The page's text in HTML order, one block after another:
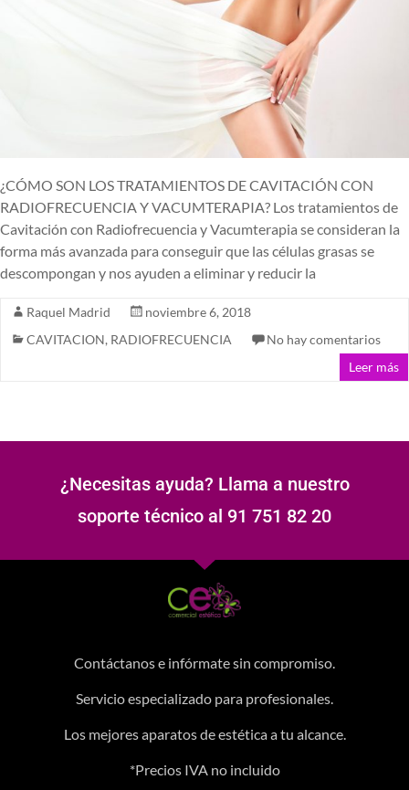
¿CÓMO SON LOS TRATAMIENTOS DE CAVITACIÓN CON
RADIOFRECUENCIA Y VACUMTERAPIA? Los tratamientos de
Cavitación con Radiofrecuencia y Vacumterapia se consideran la
forma más avanzada para conseguir que las células grasas se
descompongan y nos ayuden a eliminar y reducir la
Raquel Madrid
noviembre 6, 2018
CAVITACION, RADIOFRECUENCIA
No hay comentarios
Leer más
¿Necesitas ayuda? Llama a nuestro
soporte técnico al 91 751 82 20
Contáctanos e infórmate sin compromiso.
Servicio especializado para profesionales.
Los mejores aparatos de estética a tu alcance.
*Precios IVA no incluido